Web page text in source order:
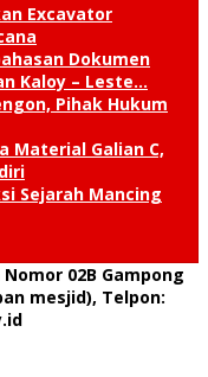
Excavator
Dokumen
Kaloy – Leste…
Pihak Hukum
Material Galian C,
Sejarah Mancing
02B Gampong
mesjid), Telpon: